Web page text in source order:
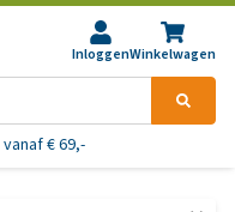
InloggenWinkelwagen
€ 69,-